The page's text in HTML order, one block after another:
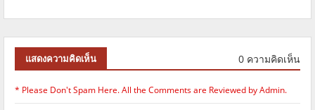
แสดงความคิดเห็น 0 ความคิดเห็น
* Please Don't Spam Here. All the Comments are Reviewed by Admin.